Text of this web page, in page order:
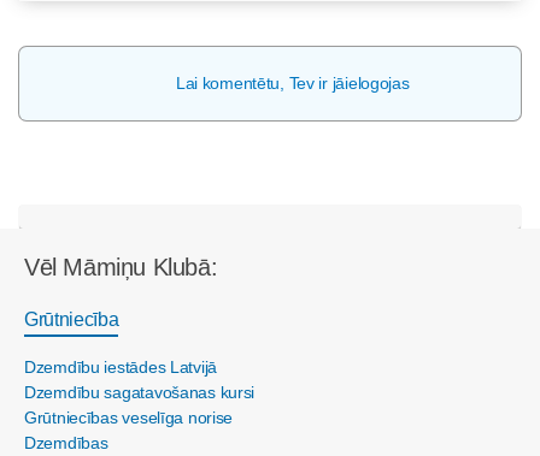
Lai komentētu, Tev ir jāielogojas
Vēl Māmiņu Klubā:
Grūtniecība
Dzemdību iestādes Latvijā
Dzemdību sagatavošanas kursi
Grūtniecības veselīga norise
Dzemdības